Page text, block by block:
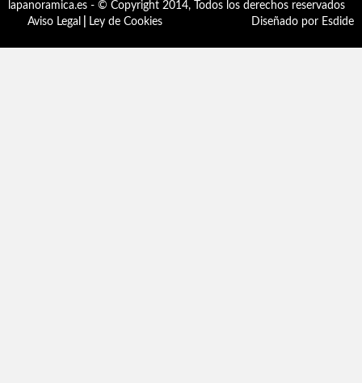
lapanoramica.es - © Copyright 2014, Todos los derechos reservados
Aviso Legal
Ley de Cookies Diseñado por Esdide